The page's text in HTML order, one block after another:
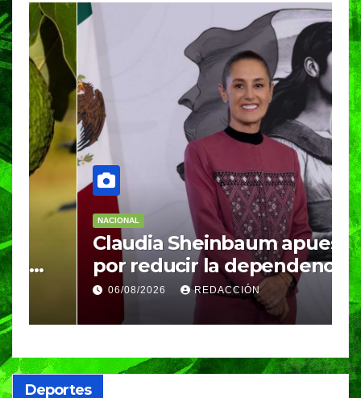
Claudia Sheinbaum apuesta
por reducir la dependencia
del gas importado; fracking
sigue bajo evaluación
06/08/2026 REDACCIÓN
Deportes